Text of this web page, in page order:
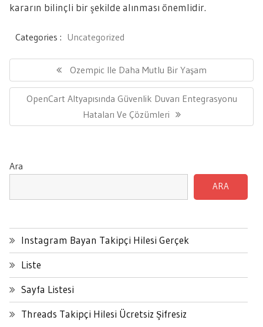
kararın bilinçli bir şekilde alınması önemlidir.
Categories : Uncategorized
Previous
Post:
Ozempic Ile Daha Mutlu Bir Yaşam
Next
OpenCart Altyapısında Güvenlik Duvarı Entegrasyonu
Hataları Ve Çözümleri
Ara
ARA
Instagram Bayan Takipçi Hilesi Gerçek
Liste
Sayfa Listesi
Threads Takipçi Hilesi Ücretsiz Şifresiz